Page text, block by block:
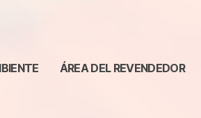
ÁREA DEL REVENDEDOR